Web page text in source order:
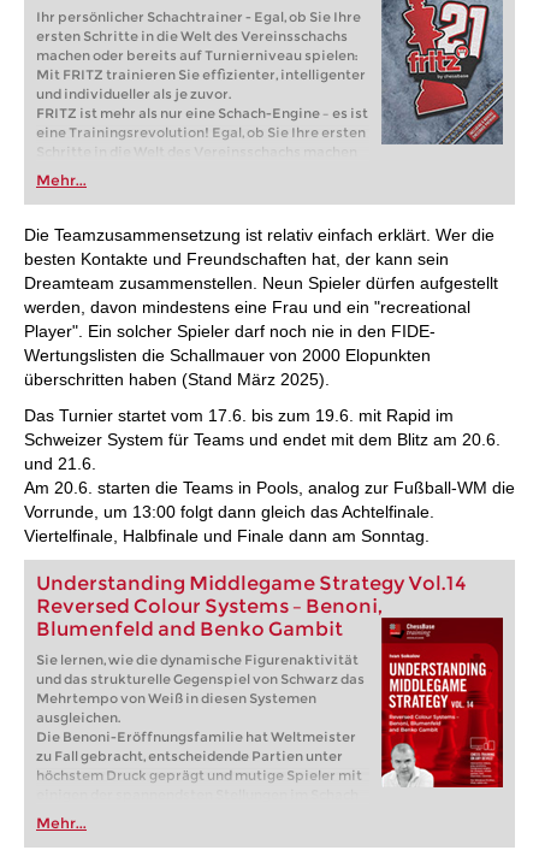
Ihr persönlicher Schachtrainer - Egal, ob Sie Ihre
ersten Schritte in die Welt des Vereinsschachs
machen oder bereits auf Turnierniveau spielen:
Mit FRITZ trainieren Sie effizienter, intelligenter
und individueller als je zuvor.
FRITZ ist mehr als nur eine Schach-Engine – es ist
eine Trainingsrevolution! Egal, ob Sie Ihre ersten
Schritte in die Welt des Vereinsschachs machen
oder bereits auf Turnierniveau spielen: Mit
FRITZ trainieren Sie effizienter, intelligenter und
individueller als je zuvor.
Mehr...
Die Teamzusammensetzung ist relativ einfach erklärt. Wer die
besten Kontakte und Freundschaften hat, der kann sein
Dreamteam zusammenstellen. Neun Spieler dürfen aufgestellt
werden, davon mindestens eine Frau und ein "recreational
Player". Ein solcher Spieler darf noch nie in den FIDE-
Wertungslisten die Schallmauer von 2000 Elopunkten
überschritten haben (Stand März 2025).
Das Turnier startet vom 17.6. bis zum 19.6. mit Rapid im
Schweizer System für Teams und endet mit dem Blitz am 20.6.
und 21.6.
Am 20.6. starten die Teams in Pools, analog zur Fußball-WM die
Vorrunde, um 13:00 folgt dann gleich das Achtelfinale.
Viertelfinale, Halbfinale und Finale dann am Sonntag.
Understanding Middlegame Strategy Vol.14
Reversed Colour Systems – Benoni,
Blumenfeld and Benko Gambit
Sie lernen, wie die dynamische Figurenaktivität
und das strukturelle Gegenspiel von Schwarz das
Mehrtempo von Weiß in diesen Systemen
ausgleichen.
Die Benoni-Eröffnungsfamilie hat Weltmeister
zu Fall gebracht, entscheidende Partien unter
höchstem Druck geprägt und mutige Spieler mit
belohnt. In diesem Fritztrainer führt Sie
Großmeister Ivan Sokolov – im Rahmen seiner
erfolgreichen Reihe „Understanding Middlegame
Mehr...